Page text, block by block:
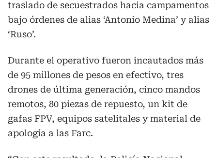
traslado de secuestrados hacia campamentos
bajo órdenes de alias ‘Antonio Medina’ y alias
‘Ruso’.
Durante el operativo fueron incautados más
de 95 millones de pesos en efectivo, tres
drones de última generación, cinco mandos
remotos, 80 piezas de repuesto, un kit de
gafas FPV, equipos satelitales y material de
apología a las Farc.